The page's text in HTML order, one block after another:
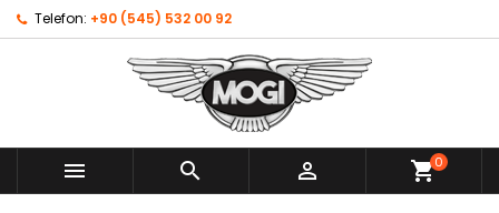
Telefon: +90 (545) 532 00 92
   shopping_cart0